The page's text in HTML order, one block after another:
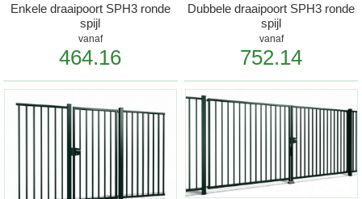
Enkele draaipoort SPH3 ronde
spijl
vanaf
464.16
Dubbele draaipoort SPH3 ronde
spijl
vanaf
752.14